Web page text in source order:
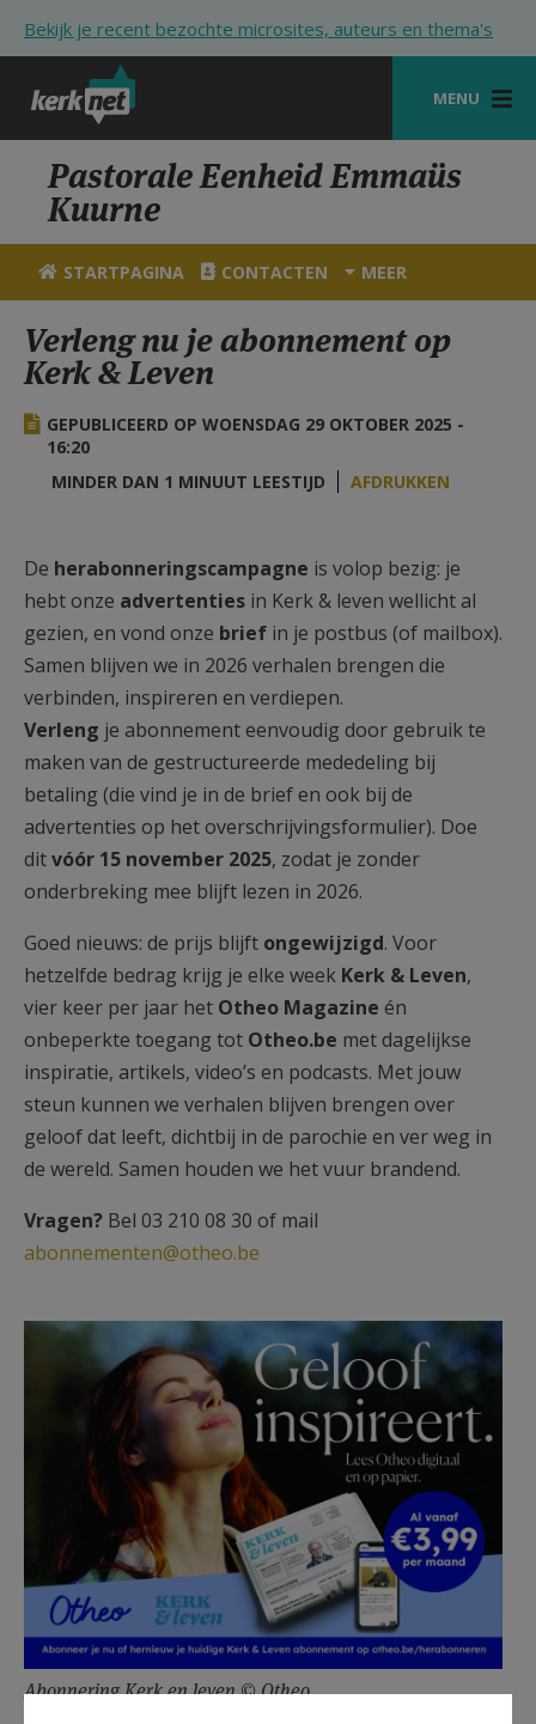
Bekijk je recent bezochte microsites, auteurs en thema's
MENU
STARTPAGINA
KERK
VIERINGEN
ZOEKEN
HULP
STARTPAGINA PORTAAL
AANMELDEN OF REGISTREREN
Pastorale Eenheid Emmaüs
Kuurne
STARTPAGINA CONTACTEN MEER
Verleng nu je abonnement op
Kerk & Leven
GEPUBLICEERD OP WOENSDAG 29 OKTOBER 2025 -
16:20
MINDER DAN 1 MINUUT LEESTIJD
AFDRUKKEN
De herabonneringscampagne is volop bezig: je
hebt onze advertenties in Kerk & leven wellicht al
gezien, en vond onze brief in je postbus (of mailbox).
Samen blijven we in 2026 verhalen brengen die
verbinden, inspireren en verdiepen.
Verleng je abonnement eenvoudig door gebruik te
maken van de gestructureerde mededeling bij
betaling (die vind je in de brief en ook bij de
advertenties op het overschrijvingsformulier). Doe
ditvóór 15 november 2025, zodat je zonder
onderbreking mee blijft lezen in 2026.
Goed nieuws: de prijs blijft ongewijzigd. Voor
hetzelfde bedrag krijg je elke week Kerk & Leven,
vier keer per jaar het Otheo Magazine én
onbeperkte toegang tot Otheo.be met dagelijkse
inspiratie, artikels, video’s en podcasts. Met jouw
steun kunnen we verhalen blijven brengen over
geloof dat leeft, dichtbij in de parochie en ver weg in
de wereld. Samen houden we het vuur brandend.
Vragen? Bel 03 210 08 30 of mail
abonnementen@otheo.be
Abonnering Kerk en leven © Otheo